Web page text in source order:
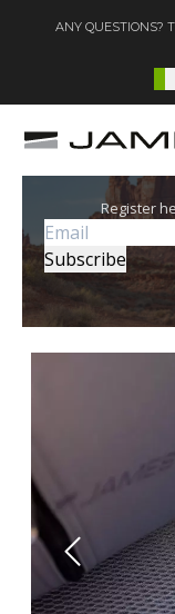
ANY QUESTIONS?
Register